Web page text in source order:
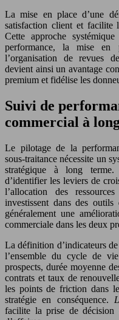
La mise en place d’une
satisfaction client et facilite
Cette approche
performance, la mise en
l’organisation de revues
devient ainsi un avantage
premium et fidélise les
Suivi de
commercial à
Le pilotage de la
sous-traitance nécessite un
stratégique à long terme.
d’identifier les leviers de
l’allocation des
investissent dans des outils
généralement une
commerciale dans les deux
La définition d’indicateurs
l’ensemble du cycle de
prospects, durée moyenne
contrats et taux de
les points de friction dans
stratégie en conséquence.
facilite la prise de